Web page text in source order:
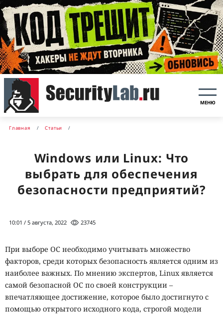
МЕНЮ
Главная Статьи
Windows или Linux: Что
выбрать для обеспечения
безопасности предприятий?
10:01 / 5 августа, 2022 23745
При выборе ОС необходимо учитывать множество
факторов, среди которых безопасность является одним из
наиболее важных. По мнению экспертов, Linux является
самой безопасной ОС по своей конструкции –
впечатляющее достижение, которое было достигнуто с
помощью открытого исходного кода, строгой модели